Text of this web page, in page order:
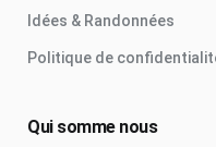
Idées & Randonnées
Politique de
Qui somme nous